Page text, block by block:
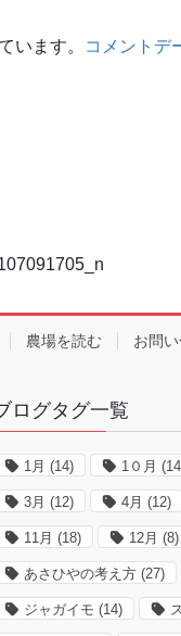
います。
コメントデ
農場を読む お問
ログタグ一覧
1月 (14) 1０月
3月 (12) 4月 (12)
11月 (18) 12月 (8)
あさひやの考え方 (27)
ジャガイモ (14)